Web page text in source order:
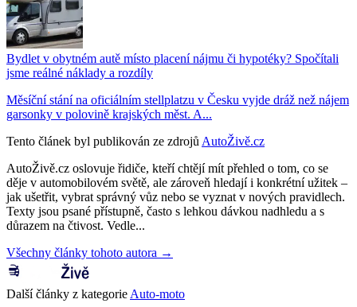
Bydlet v obytném autě místo placení nájmu či hypotéky? Spočítali
jsme reálné náklady a rozdíly
Měsíční stání na oficiálním stellplatzu v Česku vyjde dráž než nájem
garsonky v polovině krajských měst. A...
Tento článek byl publikován ze zdrojů AutoŽivě.cz
AutoŽivě.cz oslovuje řidiče, kteří chtějí mít přehled o tom, co se
děje v automobilovém světě, ale zároveň hledají i konkrétní užitek –
jak ušetřit, vybrat správný vůz nebo se vyznat v nových pravidlech.
Texty jsou psané přístupně, často s lehkou dávkou nadhledu a s
důrazem na čtivost. Vedle...
Všechny články tohoto autora →
Další články z kategorie Auto-moto